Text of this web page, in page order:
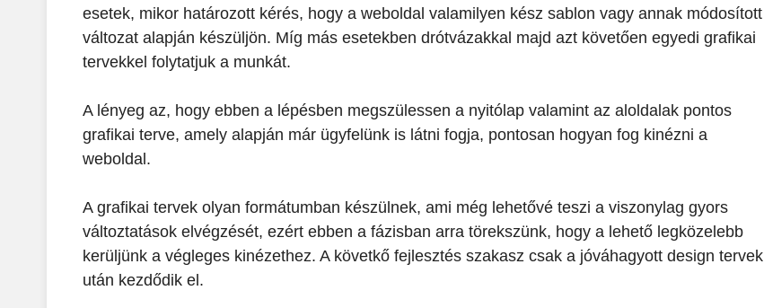
esetek, mikor határozott kérés, hogy a weboldal valamilyen kész sablon vagy annak módosított
változat alapján készüljön. Míg más esetekben drótvázakkal majd azt követően egyedi grafikai
tervekkel folytatjuk a munkát.
A lényeg az, hogy ebben a lépésben megszülessen a nyitólap valamint az aloldalak pontos
grafikai terve, amely alapján már ügyfelünk is látni fogja, pontosan hogyan fog kinézni a
weboldal.
A grafikai tervek olyan formátumban készülnek, ami még lehetővé teszi a viszonylag gyors
változtatások elvégzését, ezért ebben a fázisban arra törekszünk, hogy a lehető legközelebb
kerüljünk a végleges kinézethez. A követkő fejlesztés szakasz csak a jóváhagyott design tervek
után kezdődik el.